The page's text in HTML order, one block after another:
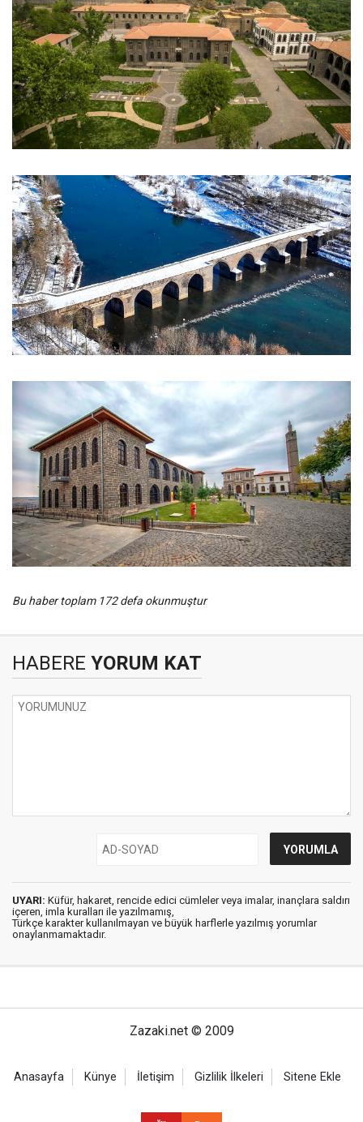
Bu haber toplam 172 defa okunmuştur
HABERE YORUM KAT
UYARI: Küfür, hakaret, rencide edici cümleler veya imalar, inançlara saldırı
içeren, imla kuralları ile yazılmamış,
Türkçe karakter kullanılmayan ve büyük harflerle yazılmış yorumlar
onaylanmamaktadır.
Zazaki.net © 2009
Anasayfa Künye İletişim Gizlilik İlkeleri Sitene Ekle